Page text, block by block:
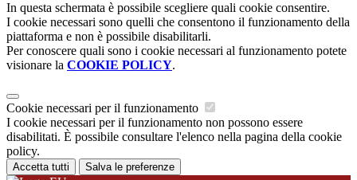
In questa schermata è possibile scegliere quali cookie consentire.
I cookie necessari sono quelli che consentono il funzionamento della
piattaforma e non è possibile disabilitarli.
Per conoscere quali sono i cookie necessari al funzionamento potete
visionare la COOKIE POLICY.
Cookie necessari per il funzionamento
I cookie necessari per il funzionamento non possono essere
disabilitati. È possibile consultare l'elenco nella pagina della cookie
policy.
Accetta tutti Salva le preferenze